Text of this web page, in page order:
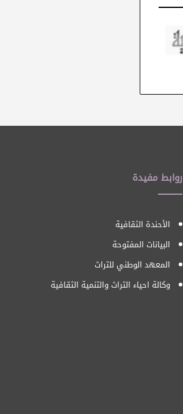
روابط مفيدة
الأحندة الثقافية
البيانات المفتوحة
المعهد الوطني للتراث
وكالة احياء التراث والتنمية الثقافية